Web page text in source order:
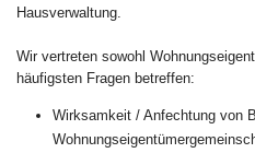
Hausverwaltung.
Wir vertreten sowohl
häufigsten Fragen betreffen:
Wirksamkeit / Anfechtung von